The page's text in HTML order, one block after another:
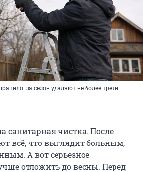
за сезон удаляют не более трети
санитарная чистка. После
всё, что выглядит больным,
А вот серьезное
отложить до весны. Перед